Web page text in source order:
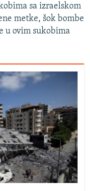
sa izraelskom
metke, šok bombe
u ovim sukobima